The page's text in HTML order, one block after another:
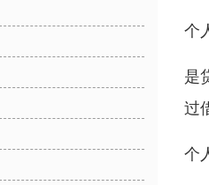
个
是
过
个